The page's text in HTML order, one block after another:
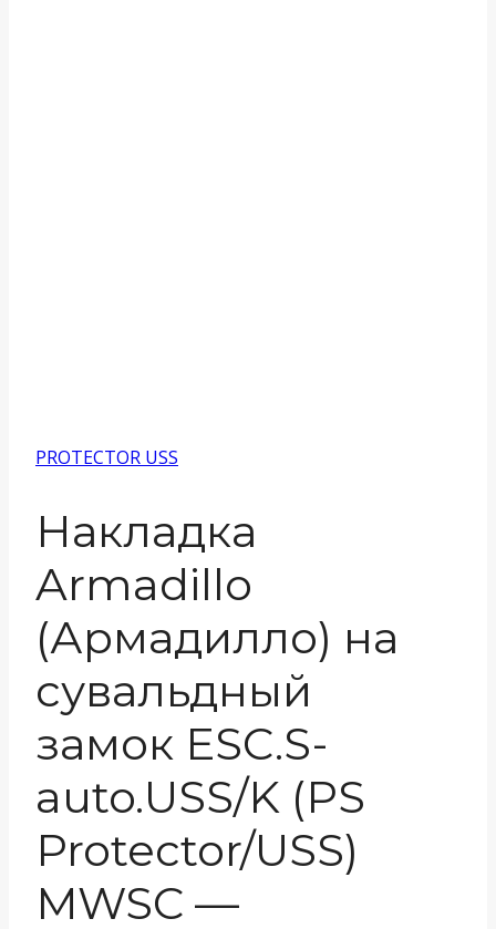
PROTECTOR USS
Накладка
Armadillo
(Армадилло) на
сувальдный
замок ESC.S-
auto.USS/K (PS
Protector/USS)
MWSC —